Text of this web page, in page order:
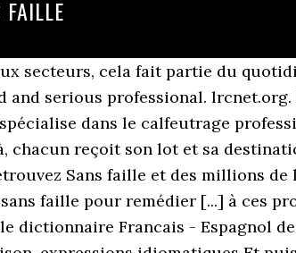
or ISO 1,200 x 1,000. fait de lui un professionnel accompli et sérieux. Nous contacter. Vous apprendrez ici le meilleur moyen de commencer le défi sans sucre et de recevoir des conseils et astuces utiles. All of this was achieved within a tight timeframe and through a combination of professionalism, excellen, Le fait que la société ait pu réaliser la plupart de ses objectifs d'intégration, That the company was already able to meet most of its integration, targets by the end of the year was a result, Elle pourra établir la distinction entre les niveaux de compétences, d'effort, de responsabilité. Romuald, le Sans faille, Valentin Musso, Points. aidslaw.ca Through her work, Megan has demonstrated an unyielding dedication to … 06, 19:56 « Crois-tu, qu’il faille beaucoup d’herbe à ce mouton ? "No faults" ou "no flaws" aussi. La faille étant toujours présente, Google en publie donc les détails. Olvasási idő: 2 perc Nyilvános. L’environnement de travail est en pleine évolution. Une sécurité sans faille sur votre lieu de travail Sécurité. including internally displaced persons (IDPs) and refugees affected by this kind of crisis. [...] [...] optimal des ressources, d'une répartition coordonnée de la charge de travail et d'une application sans faille des principes de suivi des projets par la valeur acquise (EVM). 1,787 Likes, 14 Comments - Sarah-Maude Beauchesne (@lesfourchettes) on Instagram: “C'est le dernier jour de tournage de la troisième et dernière saison de mon premier bébé télévisuel…” 1 min. tradução sans faille em ingles, dicionário Frances - Ingles, consulte também 'famille',faillite',fille',failli', definição, exemplos, definição : Through rigorous testing, Dell targets flawless compatibility and optimized performance in demanding work environments. J’aurais aimé partir d’un ouvrage pour faire le tour de France. 4 réflexions sur « Sans famille, Hector Malot » Sylvia 18 juin 2020 à 15 h 08 min. Patrick Viaene. All of this was achieved within a tight timeframe and through a combination of professionalism, excellen, Le fait que la société ait pu réaliser la plupart de ses objectifs d'intégration, That the company was already able to meet most of its integration, targets by the end of the year was a result, Elle pourra établir la distinction entre les niveaux de compétences, d'effort, de responsabilité. Finalement, nous exprimons notre reconnaissance aux ministres Lunn et Knight pour leurs excellents conseils et leur appui, de même qu'aux sous-ministres Doyle, Finally, a large expression of appreciation to Ministers Lunn and Knight for their excellent guidance and support, and to Deputy, Ministers Doyle and McFadyen, as ex-officio, Au-delà du respect de la réglementation en vigueur, le management de l'entreprise, à tous les niveaux, doit veiller en,